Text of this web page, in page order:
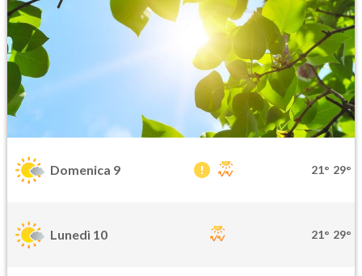
Domenica 9 21° 29°
Lunedì 10 21° 29°